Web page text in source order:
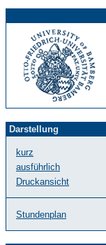
Darstellung
kurz
ausführlich
Druckansicht
Stundenplan